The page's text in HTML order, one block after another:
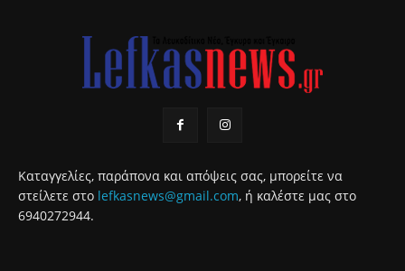
Καταγγελίες, παράπονα και απόψεις σας, μπορείτε να
στείλετε στο lefkasnews@gmail.com, ή καλέστε μας στο
6940272944.